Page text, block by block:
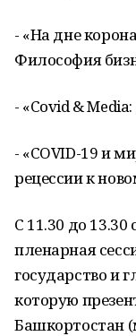
- «На дне
Философия
- «Covid &
- «COVID-19 и
рецессии к
С 11.30 до
пленарная
государство и
которую
Башкортостан